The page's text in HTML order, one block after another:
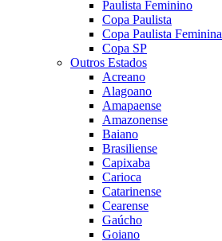
Paulista Feminino
Copa Paulista
Copa Paulista Feminina
Copa SP
Outros Estados
Acreano
Alagoano
Amapaense
Amazonense
Baiano
Brasiliense
Capixaba
Carioca
Catarinense
Cearense
Gaúcho
Goiano